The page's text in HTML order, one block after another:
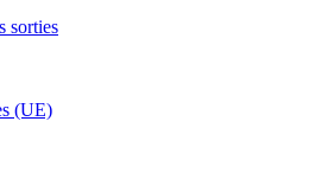
sorties
(UE)